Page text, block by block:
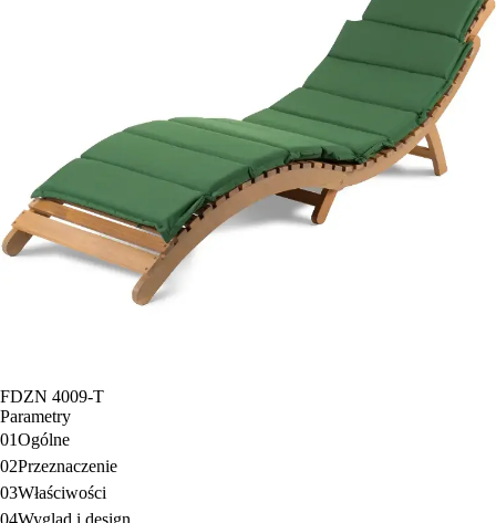
FDZN 4009-T
Parametry
01Ogólne
02Przeznaczenie
03Właściwości
04Wygląd i design